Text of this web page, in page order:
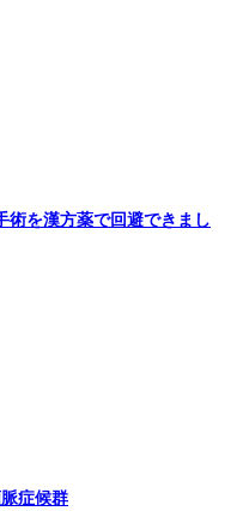
術を漢方薬で回避できまし
症候群